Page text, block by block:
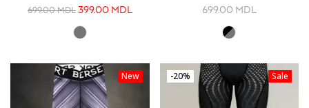
699.00MDL 399.00 MDL 699.00 MDL
New Sale
-20%